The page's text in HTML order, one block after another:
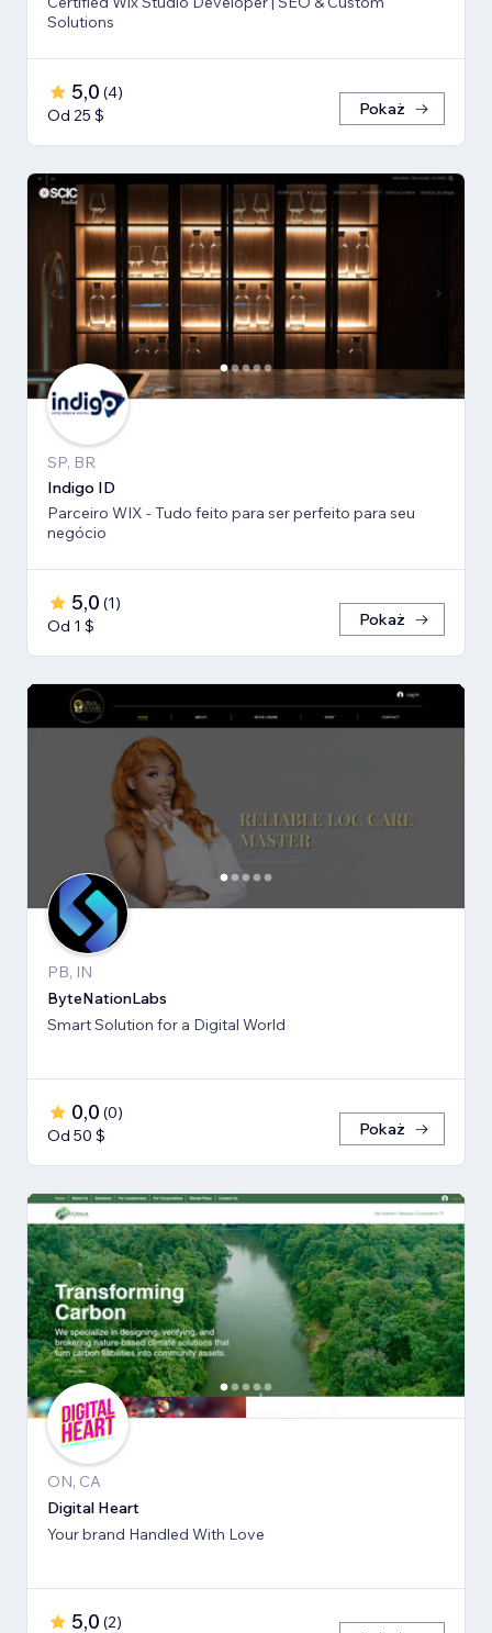
Solutions
5,0 (4)
Od 25 $
Pokaż
SP, BR
Indigo ID
Parceiro WIX - Tudo feito para ser perfeito para seu
negócio
5,0 (1)
Od 1 $
Pokaż
PB, IN
ByteNationLabs
Smart Solution for a Digital World
0,0 (0)
Od 50 $
Pokaż
ON, CA
Digital Heart
Your brand Handled With Love
5,0 (2)